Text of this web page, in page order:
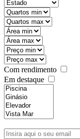
Com rendimento
Em destaque